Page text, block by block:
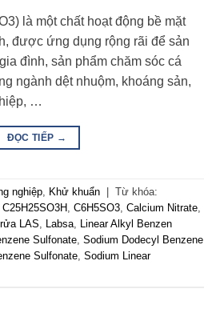
là một chất hoạt động bề mặt
được ứng dụng rộng rãi để sản
đình, sản phẩm chăm sóc cá
ngành dệt nhuộm, khoáng sản,
…
ĐỌC TIẾP →
nghiệp, Khử khuẩn
Từ khóa:
C25H25SO3H, C6H5SO3, Calcium Nitrate,
LAS, Labsa, Linear Alkyl Benzen
Sulfonate, Sodium Dodecyl Benzene
Sulfonate, Sodium Linear